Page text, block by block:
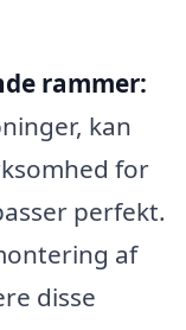
rammer:
kan
for
perfekt.
af
disse